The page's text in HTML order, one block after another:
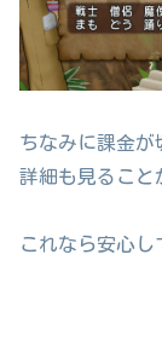
ちなみに課金が
詳細も見ること
これなら安心し